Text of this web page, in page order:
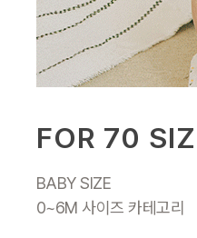
FOR 70
BABY SIZE
0~6M 사이즈 카테고리